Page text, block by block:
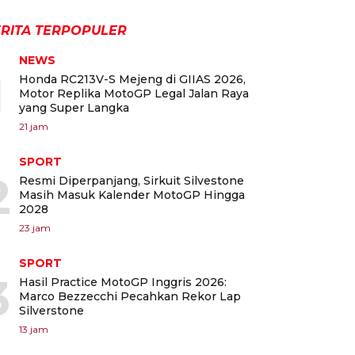
TERPOPULER
NEWS
Honda RC213V-S Mejeng di GIIAS 2026,
Motor Replika MotoGP Legal Jalan Raya
yang Super Langka
21 jam
SPORT
Resmi Diperpanjang, Sirkuit Silvestone
Masih Masuk Kalender MotoGP Hingga
2028
23 jam
SPORT
Hasil Practice MotoGP Inggris 2026:
Marco Bezzecchi Pecahkan Rekor Lap
Silverstone
13 jam